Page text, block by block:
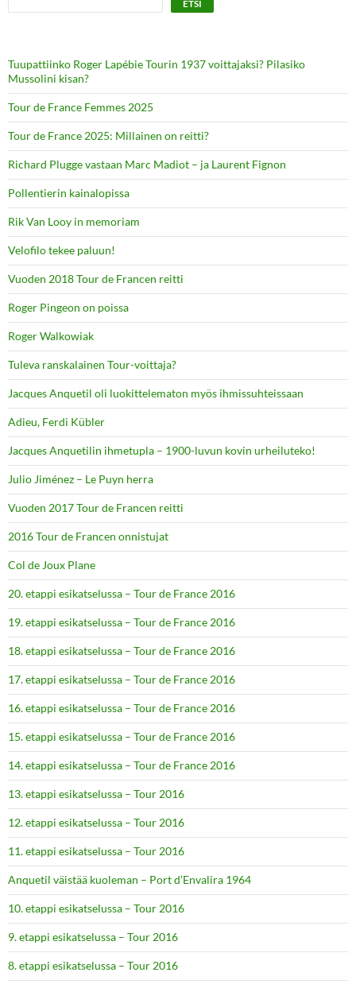
ETSI
Tuupattiinko Roger Lapébie Tourin 1937 voittajaksi? Pilasiko
Mussolini kisan?
Tour de France Femmes 2025
Tour de France 2025: Millainen on reitti?
Richard Plugge vastaan Marc Madiot – ja Laurent Fignon
Pollentierin kainalopissa
Rik Van Looy in memoriam
Velofilo tekee paluun!
Vuoden 2018 Tour de Francen reitti
Roger Pingeon on poissa
Roger Walkowiak
Tuleva ranskalainen Tour-voittaja?
Jacques Anquetil oli luokittelematon myös ihmissuhteissaan
Adieu, Ferdi Kübler
Jacques Anquetilin ihmetupla – 1900-luvun kovin urheiluteko!
Julio Jiménez – Le Puyn herra
Vuoden 2017 Tour de Francen reitti
2016 Tour de Francen onnistujat
Col de Joux Plane
20. etappi esikatselussa – Tour de France 2016
19. etappi esikatselussa – Tour de France 2016
18. etappi esikatselussa – Tour de France 2016
17. etappi esikatselussa – Tour de France 2016
16. etappi esikatselussa – Tour de France 2016
15. etappi esikatselussa – Tour de France 2016
14. etappi esikatselussa – Tour de France 2016
13. etappi esikatselussa – Tour 2016
12. etappi esikatselussa – Tour 2016
11. etappi esikatselussa – Tour 2016
Anquetil väistää kuoleman – Port d’Envalira 1964
10. etappi esikatselussa – Tour 2016
9. etappi esikatselussa – Tour 2016
8. etappi esikatselussa – Tour 2016